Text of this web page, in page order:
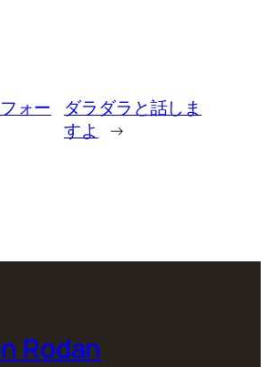
ォー
ダラダラと話しま
すよ
→
Rodan